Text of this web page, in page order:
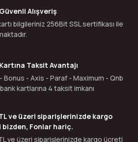
Alışveriş
bilgileriniz 256Bit SSL sertifikası ile
Taksit Avantajı
Bonus - Axis - Paraf - Maximum - Qnb
kartlarına 4 taksit imkanı
ve üzeri siparişlerinizde kargo
Fonlar hariç.
ve üzeri siparişlerinizde kargo ücreti